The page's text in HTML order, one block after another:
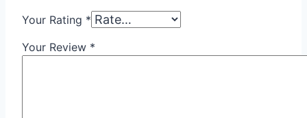
Your Rating *
Your Review *